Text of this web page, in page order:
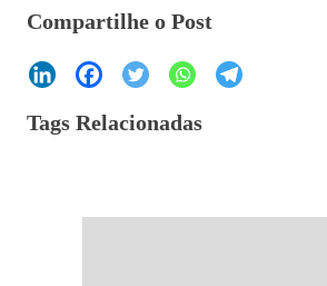
Compartilhe o Post
Tags Relacionadas